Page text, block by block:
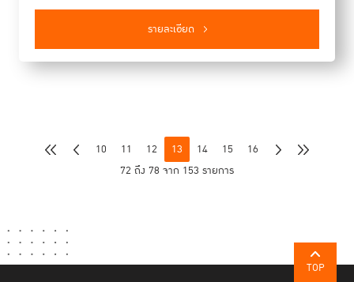
รายละเอียด
10 11 12 13 14 15
16
72 ถึง 78 จาก 153 รายการ
TOP